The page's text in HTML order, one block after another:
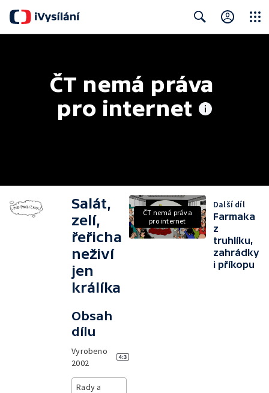
ČT nemá práva
pro internet
Salát,
zelí,
řeřicha
neživí
jen
králíka
Obsah
dílu
Vyrobeno
2002
Rady a
ČT nemá práva
pro internet
Další díl
Farmaka
z
truhlíku,
zahrádky
i příkopu